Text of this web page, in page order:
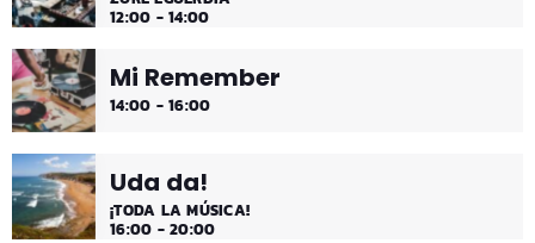
12:00 - 14:00
Mi Remember
14:00 - 16:00
Uda da!
¡TODA LA MÚSICA!
16:00 - 20:00